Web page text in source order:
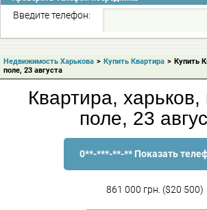
Введите телефон:
Недвижимость Харькова > Купить Квартира > Купить
поле, 23 августа
Квартира, харьков,
поле, 23
0**-***-**-** Показать
861 000 грн. ($20 500)